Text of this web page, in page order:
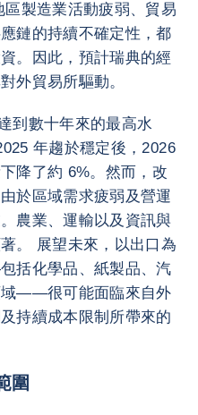
製造業活動疲弱、貿易
鏈的持續不確定性，都
。因此，預計瑞典的經
外貿易所驅動。
到數十年來的最高水
年趨於穩定後，2026
降了約 6%。然而，改
於區域需求疲弱及營運
農業、運輸以及資訊與
。 展望未來，以出口為
括化學品、紙製品、汽
域——很可能面臨來自外
持續成本限制所帶來的
圍